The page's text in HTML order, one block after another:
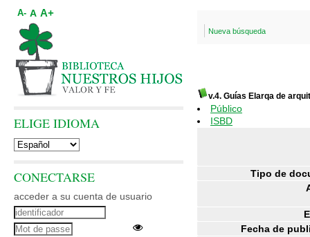
Nueva búsqueda
v.4. Guías Elarqa de
Público
ISBD
Tipo de
Fecha de
A- A A+
ELIGE IDIOMA
CONECTARSE
acceder a su cuenta de usuario